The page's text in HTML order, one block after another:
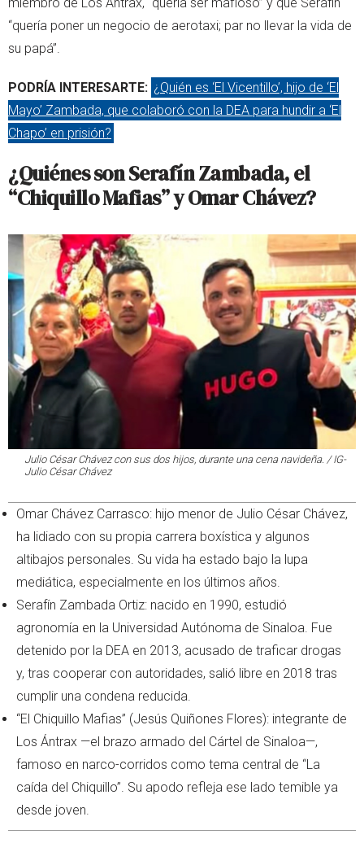
“quería poner un negocio de aerotaxi; par no llevar la vida de
su papá”.
PODRÍA INTERESARTE: ¿Quién es ‘El Vicentillo’, hijo de ‘El
Mayo’ Zambada, que colaboró con la DEA para hundir a ‘El
Chapo’ en prisión?
¿Quiénes son Serafín Zambada, el
“Chiquillo Mafias” y Omar Chávez?
Julio César Chávez con sus dos hijos, durante una cena navideña. / IG-
Julio César Chávez
Omar Chávez Carrasco: hijo menor de Julio César Chávez,
ha lidiado con su propia carrera boxística y algunos
altibajos personales. Su vida ha estado bajo la lupa
mediática, especialmente en los últimos años.
Serafín Zambada Ortiz: nacido en 1990, estudió
agronomía en la Universidad Autónoma de Sinaloa. Fue
detenido por la DEA en 2013, acusado de traficar drogas
y, tras cooperar con autoridades, salió libre en 2018 tras
cumplir una condena reducida.
“El Chiquillo Mafias” (Jesús Quiñones Flores): integrante de
Los Ántrax —el brazo armado del Cártel de Sinaloa—,
famoso en narco-corridos como tema central de “La
caída del Chiquillo”. Su apodo refleja ese lado temible ya
desde joven.